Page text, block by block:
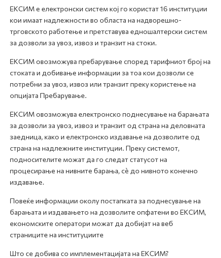
Бизнис заедница
Е-Царина
ЕКСИМ e електронски систем кој го користат 16 институции
кои имаат надлежности во областа на надворешно-
трговското работење и претставува едношалтерски систем
за дозволи за увоз, извоз и транзит на стоки.
ЕКСИМ овозможува пребарување според тарифниот број на
стоката и добивање информации за тоа кои дозволи се
потребни за увоз, извоз или транзит преку користење на
опцијата Пребарување.
ЕКСИМ овозможува електронско поднесување на барањата
за дозволи за увоз, извоз и транзит од страна на деловната
заедница, како и електронско издавање на дозволите од
страна на надлежните институции. Преку системот,
подносителите можат да го следат статусот на
процесирање на нивните барања, сè до нивното конечно
издавање.
Повеќе информации околу постапката за поднесување на
барањата и издавањето на дозволите опфатени во ЕКСИМ,
економските оператори можат да добијат на веб
страниците на институциите
Што се добива со имплементацијата на ЕКСИМ?